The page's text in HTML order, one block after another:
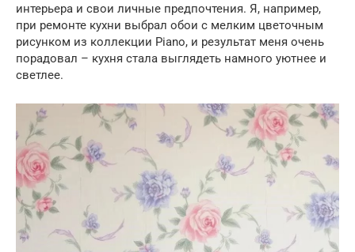
интерьера и свои личные предпочтения. Я, например,
при ремонте кухни выбрал обои с мелким цветочным
рисунком из коллекции Piano, и результат меня очень
порадовал – кухня стала выглядеть намного уютнее и
светлее.